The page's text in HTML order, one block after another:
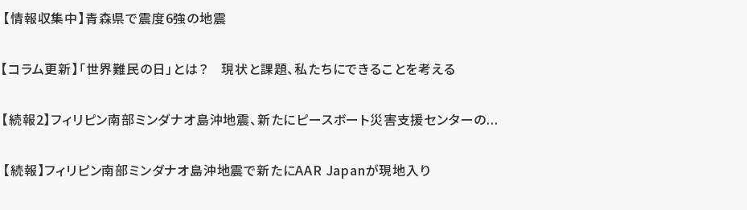
【情報収集中】青森県で震度6強の地震
【コラム更新】「世界難民の日」とは？ 現状と課題、私たちにできることを考える
【続報2】フィリピン南部ミンダナオ島沖地震、新たにピースボート災害支援センターの...
【続報】フィリピン南部ミンダナオ島沖地震で新たにAAR Japanが現地入り